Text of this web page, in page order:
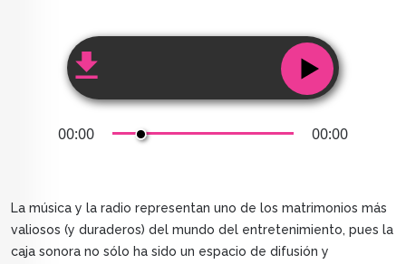
00:00 00:00
La música y la radio representan uno de los matrimonios más
valiosos (y duraderos) del mundo del entretenimiento, pues la
caja sonora no sólo ha sido un espacio de difusión y